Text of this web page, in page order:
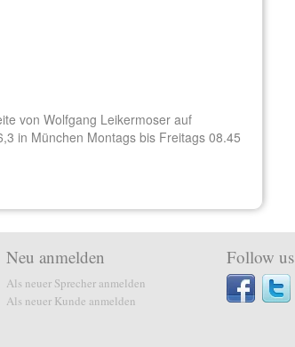
von Wolfgang Leikermoser auf
in München Montags bis Freitags 08.45
Neu anmelden
Als neuer Sprecher anmelden
Als neuer Kunde anmelden
Follow us